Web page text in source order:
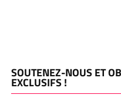
SOUTENEZ-NOUS ET
EXCLUSIFS !